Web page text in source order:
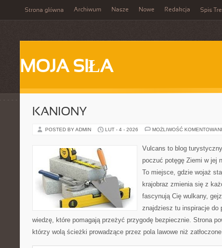
Strona główna Archiwum Nasze Nowe Redakcja Spis
MOJA SIŁA
KANIONY
POSTED BY ADMIN LUT - 4 - 2026 MOŻLIWOŚĆ
Vulcans to blog
poczuć potęgę Ziemi w jej
To miejsce, gdzie wojaż
krajobraz zmienia się z
fascynują Cię wulkany,
znajdziesz tu inspiracje do
wiedzę, które pomagają przeżyć przygodę bezpiecznie. Strona
którzy wolą ścieżki prowadzące przez pola lawowe niż